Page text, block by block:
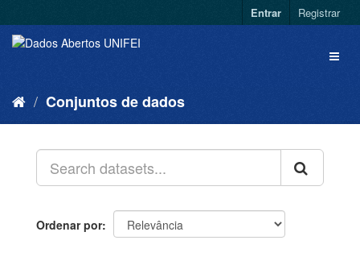
Entrar Registrar
Conjuntos de dados
Ordenar por